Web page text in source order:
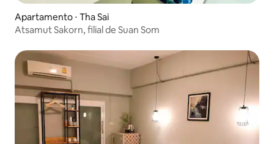
Apartamento ⋅ Tha Sai
Atsamut Sakorn, filial de Suan Som